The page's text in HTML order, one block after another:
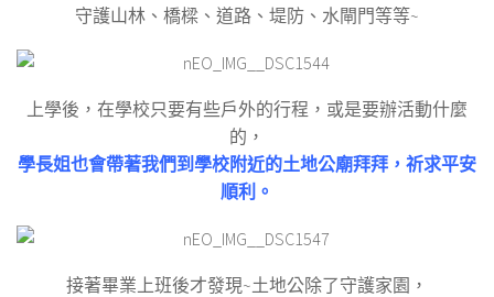
守護山林、橋樑、道路、堤防、水閘門等等~
上學後，在學校只要有些戶外的行程，或是要辦活動什麼
的，
學長姐也會帶著我們到學校附近的土地公廟拜拜，祈求平安
順利。
接著畢業上班後才發現~土地公除了守護家園，